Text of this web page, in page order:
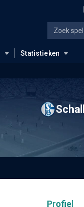
Statistieken
Profiel